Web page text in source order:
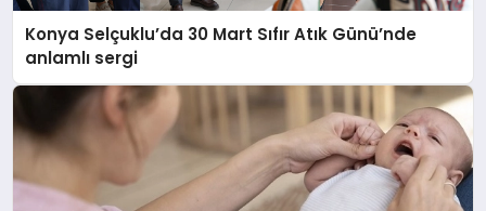
SAĞLIK
SPOR
Konya Selçuklu’da 30 Mart Sıfır Atık Günü’nde
anlamlı sergi